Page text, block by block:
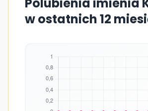
w ostatnich 12